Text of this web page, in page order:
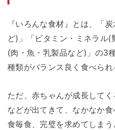
『いろんな食材』とは、「
ど)」「ビタミン・ミネラル
(肉・魚・乳製品など)」の3
種類がバランス良く食べられ
ただ、赤ちゃんが成長して
などが出てきて、なかなか
食毎食、完璧を求めてしま